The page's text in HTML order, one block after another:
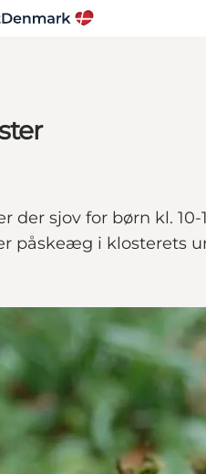
sjov for børn kl.
påskeæg i klosterets